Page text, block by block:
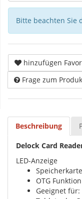
Bitte beachten Sie
hinzufügen
Frage zum
Beschreibung
Delock Card
LED-Anzeige
OTG Funktion
Geeignet für: